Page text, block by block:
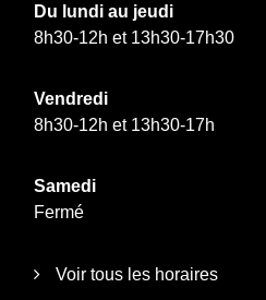
Du lundi au jeudi
8h30-12h et 13h30-17h30
Vendredi
8h30-12h et 13h30-17h
Samedi
Fermé
Voir tous les horaires